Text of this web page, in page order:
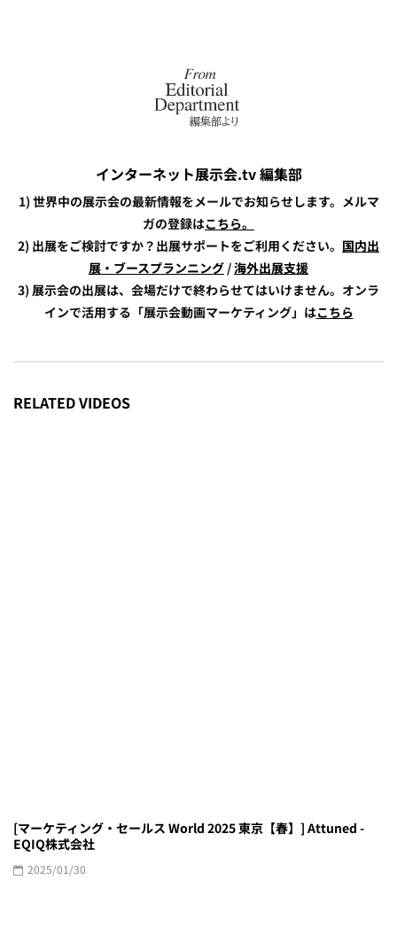
インターネット展示会.tv 編集部
1) 世界中の展示会の最新情報をメールでお知らせします。メルマ
ガの登録はこちら。
2) 出展をご検討ですか？出展サポートをご利用ください。 国内出
展・ブースプランニング /海外出展支援
3) 展示会の出展は、会場だけで終わらせてはいけません。オンラ
インで活用する「展示会動画マーケティング」はこちら
RELATED VIDEOS
[マーケティング・セールス World 2025 東京【春】] Attuned -
EQIQ株式会社
2025/01/30